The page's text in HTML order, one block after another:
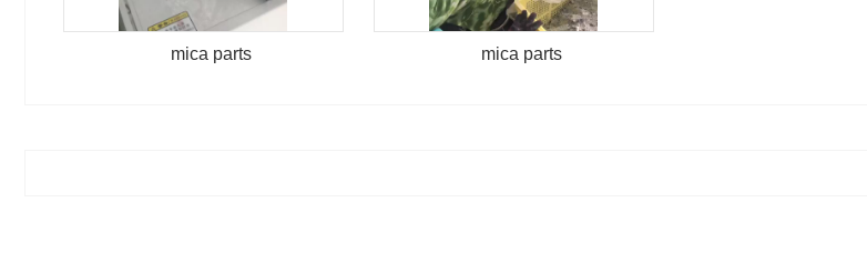
mica parts mica parts